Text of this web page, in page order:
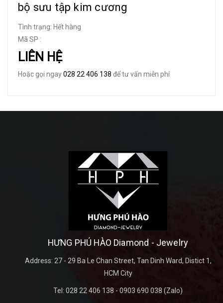
bộ sưu tập kim cương
Tình trạng: Hết hàng
Mã SP :
LIÊN HỆ
Hoặc gọi ngay028 22 406 138 để tư vấn miễn phí
HƯNG PHÚ HÀO Diamond - Jewelry
Address: 27 - 29 Ba Le Chan Street, Tan Dinh Ward, Distict 1,
HCM City
Tel: 028 22 406 138 - 0903 690 038 (Zalo)